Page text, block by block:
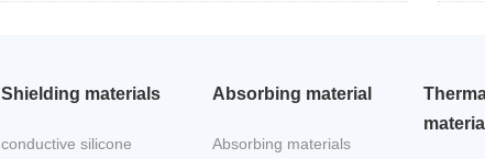
Shielding materials
conductive silicone
Absorbing material
Absorbing materials
material